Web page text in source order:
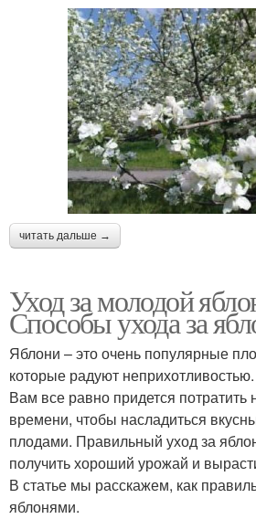
читать дальше →
Уход за молодой
Способы ухода за
Яблони – это очень популярные
которые радуют
Вам все равно придется потратить
времени, чтобы насладиться
плодами. Правильный уход за
получить хороший урожай и
В статье мы расскажем, как
яблонями.